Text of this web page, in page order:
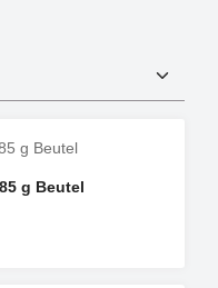
g Beutel